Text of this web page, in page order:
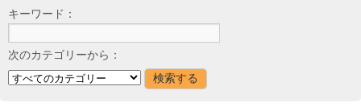
キーワード：
次のカテゴリーから：